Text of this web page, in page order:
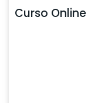
Curso